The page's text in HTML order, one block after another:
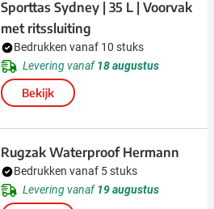
Sporttas Sydney | 35 L | Voorvak
met ritssluiting
Bedrukken vanaf 10 stuks
Levering vanaf18 augustus
Bekijk
Rugzak Waterproof Hermann
Bedrukken vanaf 5 stuks
Levering vanaf19 augustus